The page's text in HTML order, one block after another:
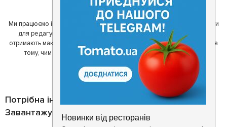
один одному у виборі кращих місць.
Ми працюємо і з ресторанами. Для них ми надаємо зручні інструменти
для редагування інформації про себе - в результаті відвідувачі
отримають максимум інформації, а ресторан зможе зосередитися на
тому, чим він любить займатися більше всього - смачній їжі.
Потрібна інформація про заклад?
Завантажуйте додаток!